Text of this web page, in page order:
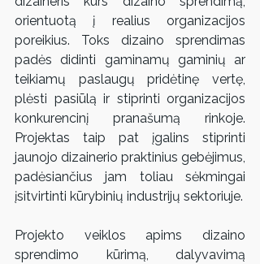
orientuotą į realius organizacijos
poreikius. Toks dizaino sprendimas
padės didinti gaminamų gaminių ar
teikiamų paslaugų pridėtinę vertę,
plėsti pasiūlą ir stiprinti organizacijos
konkurencinį pranašumą rinkoje.
Projektas taip pat įgalins stiprinti
jaunojo dizainerio praktinius gebėjimus,
padėsiančius jam toliau sėkmingai
įsitvirtinti kūrybinių industrijų sektoriuje.
Projekto veiklos apims dizaino
sprendimo kūrimą, dalyvavimą